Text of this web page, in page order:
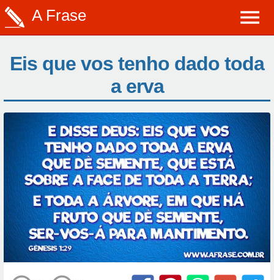
A Frase
Eis que vos tenho dado toda
a erva